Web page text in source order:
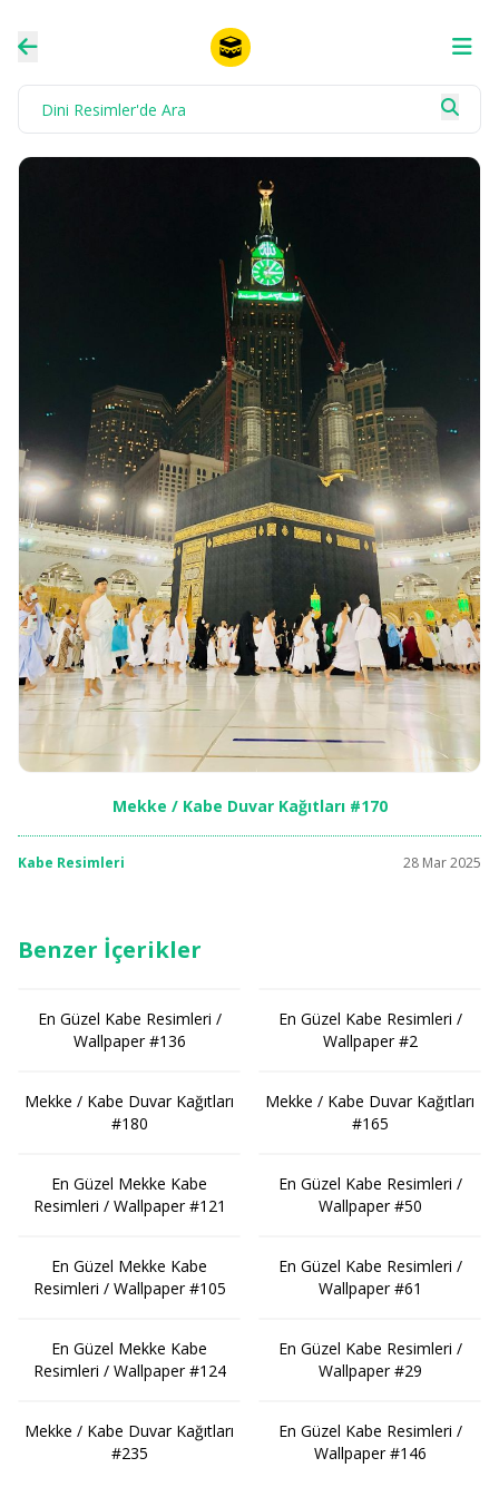
Mekke / Kabe Duvar Kağıtları #170
Kabe Resimleri 28 Mar 2025
Benzer İçerikler
En Güzel Kabe Resimleri /
Wallpaper #136
Mekke / Kabe Duvar Kağıtları
#180
En Güzel Mekke Kabe
Resimleri / Wallpaper #121
En Güzel Mekke Kabe
Resimleri / Wallpaper #105
En Güzel Mekke Kabe
Resimleri / Wallpaper #124
Mekke / Kabe Duvar Kağıtları
#235
En Güzel Kabe Resimleri /
Wallpaper #2
Mekke / Kabe Duvar Kağıtları
#165
En Güzel Kabe Resimleri /
Wallpaper #50
En Güzel Kabe Resimleri /
Wallpaper #61
En Güzel Kabe Resimleri /
Wallpaper #29
En Güzel Kabe Resimleri /
Wallpaper #146